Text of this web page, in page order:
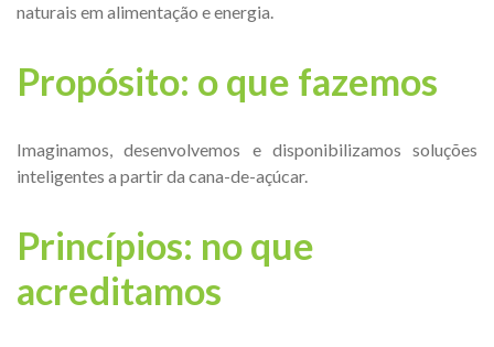
naturais em alimentação e energia.
Propósito: o que fazemos
Imaginamos, desenvolvemos e disponibilizamos soluções
inteligentes a partir da cana-de-açúcar.
Princípios: no que
acreditamos